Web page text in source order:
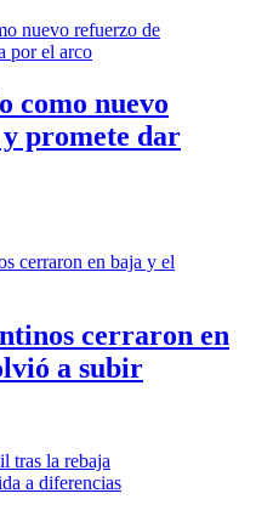
como nuevo
promete dar
cerraron en
a subir